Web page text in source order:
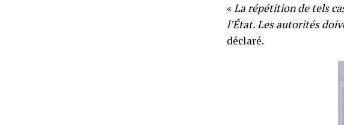
«La répétition de tels
l’État. Les autorités
déclaré.